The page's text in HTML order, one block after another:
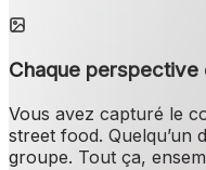
Chaque perspective
Vous avez capturé le
street food. Quelqu’un
groupe. Tout ça,